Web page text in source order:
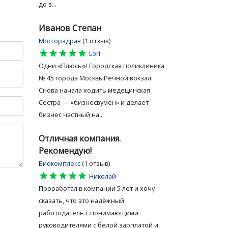
до в...
Иванов Степан
Мосгорздрав (1 отзыв)
star
star
star
star
star
Lori
Одни «Плюсы»! Городская поликлиника
№ 45 города МосквыРечной вокзал:
Снова начала ходить медецинская
Сестра — «бизнесвумен» и делает
бизнес частный на...
Отличная компания.
Рекомендую!
Биокомплекс (1 отзыв)
star
star
star
star
star
Николай
Проработал в компании 5 лет и хочу
сказать, что это надёжный
работодатель с понимающими
руководителями с белой зарплатой и